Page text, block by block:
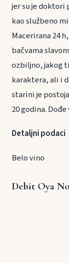
jer su je doktori
kao službeno
Macerirana 24
bačvama
ozbiljno, jakog
karaktera, ali i
starini je
20 godina.
Detaljni podaci
Belo vino
Debit Oya